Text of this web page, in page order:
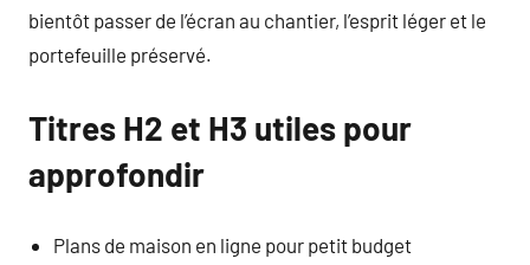
bientôt passer de l’écran au chantier, l’esprit léger et le
portefeuille préservé.
Titres H2 et H3 utiles pour
approfondir
Plans de maison en ligne pour petit budget